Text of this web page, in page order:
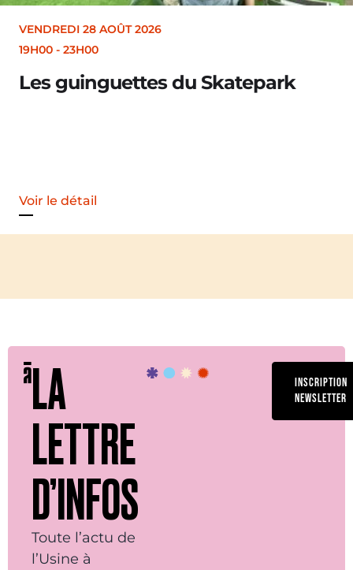
AOÛT 2026
du Skatepark
LA
LETTRE
D’INFOS
Toute l’actu de
l’Usine à
INSCRIPTION
NEWSLETTER